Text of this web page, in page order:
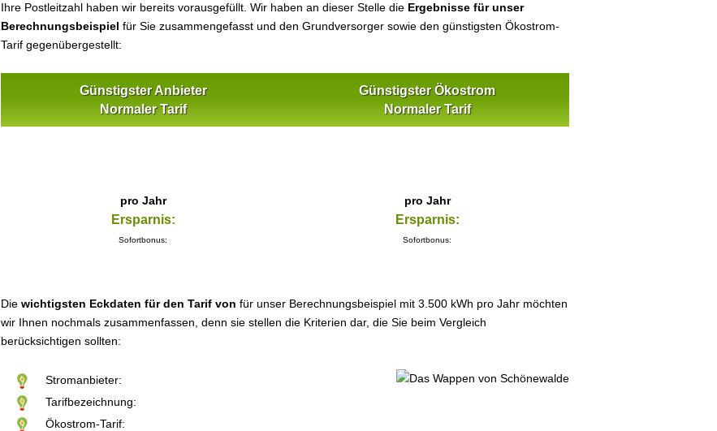
Ihre Postleitzahl haben wir bereits vorausgefüllt. Wir haben an dieser Stelle die Ergebnisse für unser
Berechnungsbeispiel für Sie zusammengefasst und den Grundversorger sowie den günstigsten Ökostrom-
Tarif gegenübergestellt:
Günstigster Anbieter
Normaler Tarif
Günstigster Ökostrom
Normaler Tarif
pro Jahr
Ersparnis:
Sofortbonus:
pro Jahr
Ersparnis:
Sofortbonus:
Die wichtigsten Eckdaten für den Tarif von für unser Berechnungsbeispiel mit 3.500 kWh pro Jahr möchten
wir Ihnen nochmals zusammenfassen, denn sie stellen die Kriterien dar, die Sie beim Vergleich
berücksichtigen sollten:
Stromanbieter:
Tarifbezeichnung:
Ökostrom-Tarif: